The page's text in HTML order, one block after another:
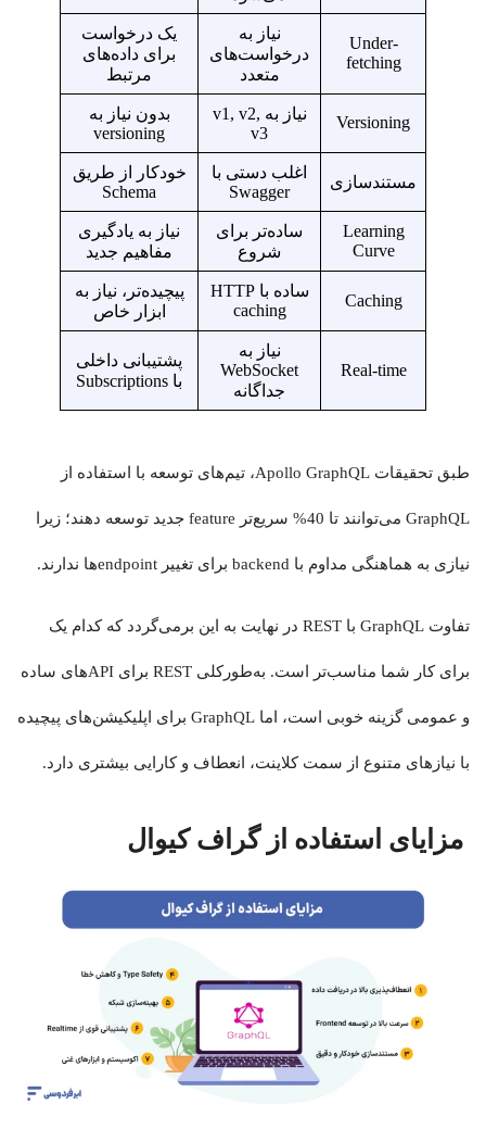
Under-
fetching
نیاز به
درخواست‌های
متعدد
یک درخواست
برای داده‌های
مرتبط
Versioning
نیاز به v1, v2,
v3
بدون نیاز به
versioning
مستندسازی
اغلب دستی با
Swagger
خودکار از طریق
Schema
Learning
Curve
ساده‌تر برای
شروع
نیاز به یادگیری
مفاهیم جدید
Caching
ساده با HTTP
caching
پیچیده‌تر، نیاز به
ابزار خاص
Real-time
نیاز به
WebSocket
جداگانه
پشتیبانی داخلی
با Subscriptions
طبق تحقیقات Apollo GraphQL، تیم‌های توسعه با استفاده از
GraphQL می‌توانند تا 40% سریع‌تر feature جدید توسعه دهند؛ زیرا
نیازی به هماهنگی مداوم با backend برای تغییر endpoint‌ها ندارند.
تفاوت GraphQL با REST در نهایت به این برمی‌گردد که کدام یک
برای کار شما مناسب‌تر است. به‌طورکلی REST برای APIهای ساده
و عمومی گزینه خوبی است، اما GraphQL برای اپلیکیشن‌های پیچیده
با نیازهای متنوع از سمت کلاینت، انعطاف و کارایی بیشتری دارد.
مزایای استفاده از گراف کیوال